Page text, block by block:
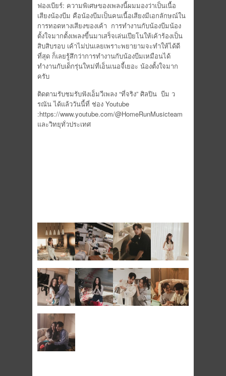
ฟองเบียร์: ความพิเศษของเพลงนี้ผมมองว่าเป็นเนื้อ
เสียงน้องบีม คือน้องบีมเป็นคนเนื้อเสียงมีเอกลักษณ์ใน
การทอดหางเสียงของเค้า การทำงานกับน้องบีมน้อง
ตั้งใจมากตั้งเพลงขี้นมาเสร็จเล่นเปียโนให้เค้าร้องเป็น
สิบสิบรอบ เค้าไม่บ่นเลยเพราะพยายามจะทำให้ได้ดี
ที่สุด ก็เลยรู้สึกว่าการทำงานกับน้องบีมเหมือนได้
ทำงานกับเด็กรุ่นใหม่ที่เอ็นเนอจี้เยอะ น้องตั้งใจมาก
ครับ
ติดตามรับชมรับฟังเอ็มวีเพลง “ที่จริง” ศิลปิน บีม ว
รณัน ได้แล้ววันนี้ที่ ช่อง Youtube
:https://www.youtube.com/@HomeRunMusicteam
และวิทยุทั่วประเทศ